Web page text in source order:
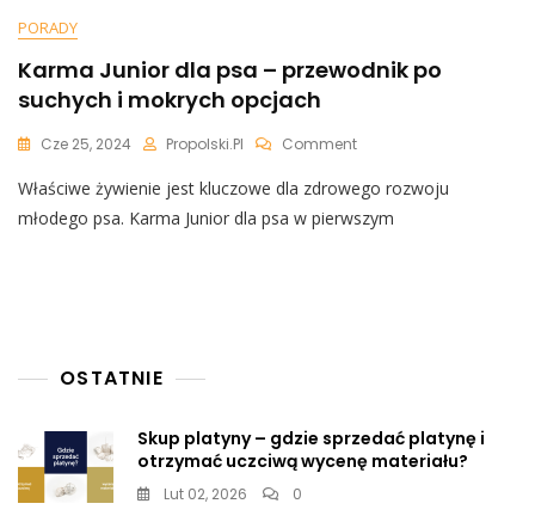
PORADY
Karma Junior dla psa – przewodnik po
suchych i mokrych opcjach
Cze 25, 2024 Propolski.pl CommentOn
Junior
Dla
Psa
Właściwe żywienie jest kluczowe dla zdrowego rozwoju
młodego psa. Karma Junior dla psa w pierwszym
OSTATNIE
Skup platyny – gdzie sprzedać platynę i
otrzymać uczciwą wycenę materiału?
Lut 02, 2026 0